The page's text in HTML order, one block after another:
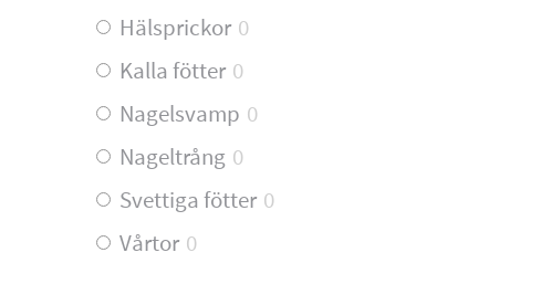
Hälsprickor 0
Kalla fötter 0
Nagelsvamp 0
Nageltrång 0
Svettiga fötter 0
Vårtor 0